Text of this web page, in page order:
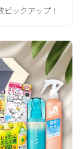
ックアップ！